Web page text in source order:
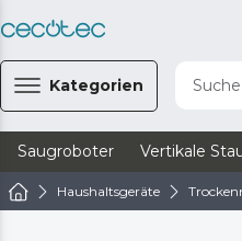
Kategorien
Saugroboter Vertikale
Haushaltsgeräte